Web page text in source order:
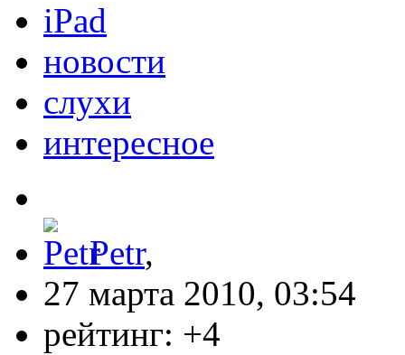
iPad
новости
слухи
интересное
Petr,
27 марта 2010, 03:54
рейтинг: +4